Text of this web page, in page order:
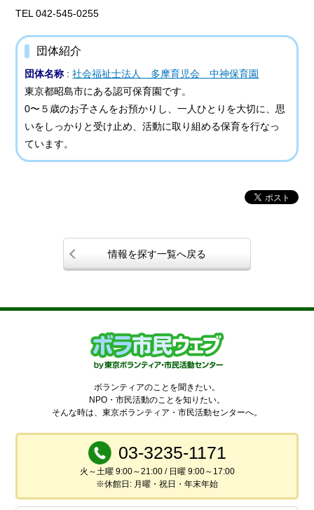
TEL 042-545-0255
団体紹介
団体名称 :社会福祉士法人 多摩育児会 中神保育園
東京都昭島市にある認可保育園です。
0〜５歳のお子さんをお預かりし、一人ひとりを大切に、思
いをしっかりと受け止め、活動に取り組める保育を行なっ
ています。
情報を探す一覧へ戻る
ボランティアのことを聞きたい。
NPO・市民活動のことを知りたい。
そんな時は、東京ボランティア・市民活動センターへ。
03-3235-1171
火～土曜 9:00～21:00 / 日曜 9:00～17:00
※休館日: 月曜・祝日・年末年始